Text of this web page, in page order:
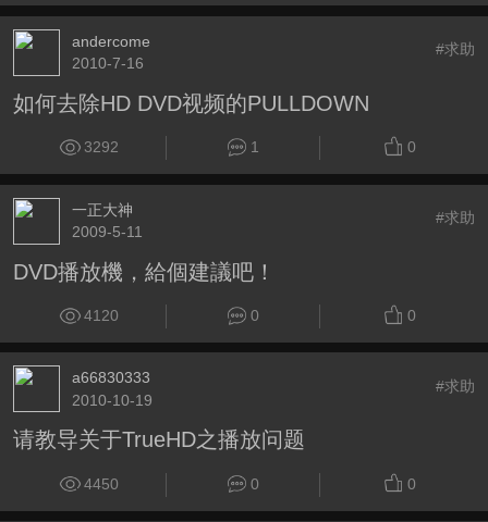
andercome
2010-7-16
#求助
如何去除HD DVD视频的PULLDOWN
3292 1 0
一正大神
2009-5-11
#求助
DVD播放機，給個建議吧！
4120 0 0
a66830333
2010-10-19
#求助
请教导关于TrueHD之播放问题
4450 0 0